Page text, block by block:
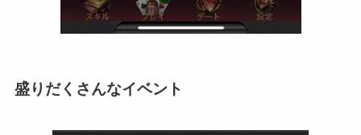
盛りだくさんなイベント